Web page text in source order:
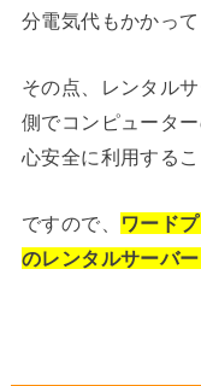
分電気代もかかっ
その点、レンタル
側でコンピュータ
心安全に利用するこ
ですので、
ワード
のレンタルサーバ